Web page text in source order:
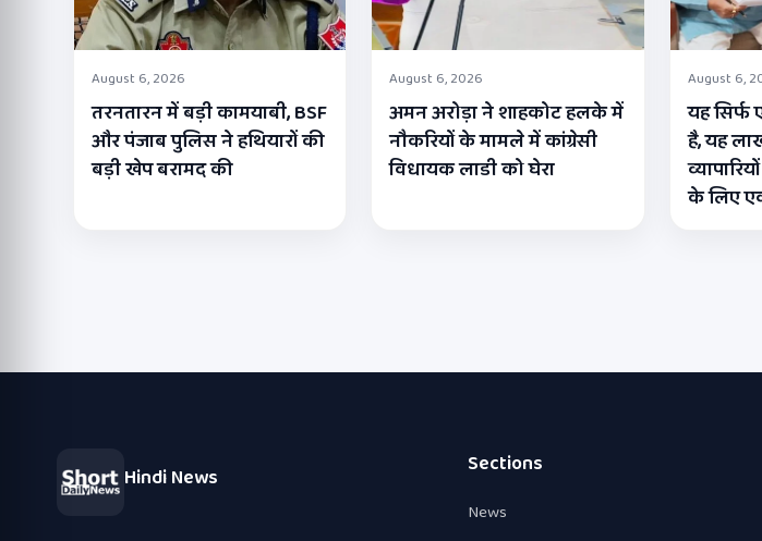
August 6, 2026
तरनतारन में बड़ी कामयाबी, BSF
और पंजाब पुलिस ने हथियारों की
बड़ी खेप बरामद की
August 6, 2026
अमन अरोड़ा ने शाहकोट हलके में
नौकरियों के मामले में कांग्रेसी
विधायक लाडी को घेरा
August 6,
यह सिर्फ
है, यह
के लिए
Hindi News Sections
News